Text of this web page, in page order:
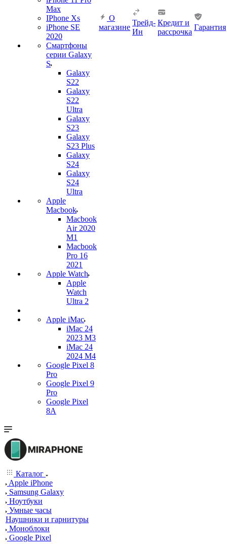
Max
IPhone Xs
iPhone SE
2020
Смартфоны
серии Galaxy
S
Galaxy
S22
Galaxy
S22
Ultra
Galaxy
S23
Galaxy
S23 Plus
Galaxy
S24
Galaxy
S24
Ultra
Apple
Macbook
Macbook
Air 2020
M1
Macbook
Pro 16
2021
Apple Watch
Apple
Watch
Ultra 2
Apple iMac
iMac 24
2023 M3
iMac 24
2024 M4
Google Pixel 8
Pro
Google Pixel 9
Pro
Google Pixel
8A
О
магазине
Трейд-
Ин
Кредит и
рассрочка
Гарантия
Каталог
Apple iPhone
Samsung Galaxy
Ноутбуки
Умные часы
Наушники и гарнитуры
Моноблоки
Google Pixel